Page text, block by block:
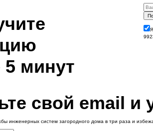
5 минут
свой email и
инженерных систем загородного дома в три раза и